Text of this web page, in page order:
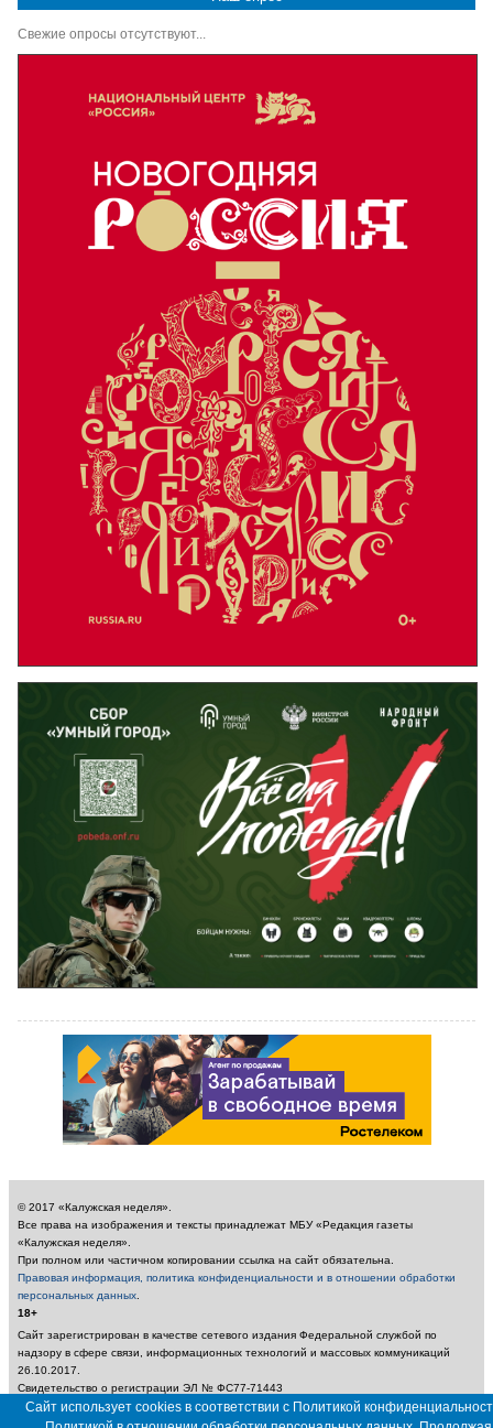
Свежие опросы отсутствуют...
© 2017 «Калужская неделя».
Все права на изображения и тексты принадлежат МБУ «Редакция газеты
«Калужская неделя».
При полном или частичном копировании ссылка на сайт обязательна.
Правовая информация, политика конфиденциальности и в отношении обработки
персональных данных
18+
Сайт зарегистрирован в качестве сетевого издания Федеральной службой по
надзору в сфере связи, информационных технологий и массовых коммуникаций
26.10.2017.
Свидетельство о регистрации ЭЛ № ФС77-71443
Учредитель: Муниципальное бюджетное учреждение «Редакция газеты «Калужская
неделя»
Сайт использует cookies в соответствии с Политикой